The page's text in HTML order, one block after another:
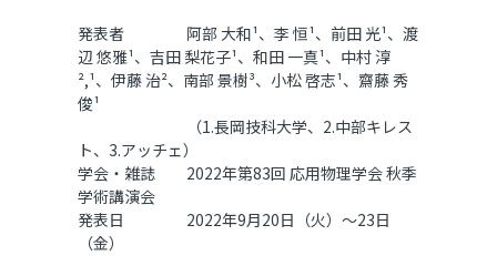
発表者 阿部 大和¹、 李 恒¹、前田 光¹、渡
辺 悠雅¹、吉田 梨花子¹、和田 一真¹、中村 淳
²,¹、 伊藤 治²、南部 景樹³、小松 啓志¹、齋藤 秀
俊¹
（1.長岡技科大学、2.中部キレス
ト、3.アッチェ）
学会・雑誌 2022年第83回 応用物理学会 秋季
学術講演会
発表日 2022年9月20日（火）～23日
（金）